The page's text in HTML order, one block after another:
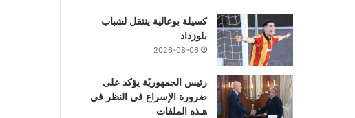
كسيلة بوعالية ينتقل لشباب
بلوزداد
2026-08-06
رئيس الجمهوريّة يؤكد على
ضرورة الإسراع في النظر في
هـذه الملفات